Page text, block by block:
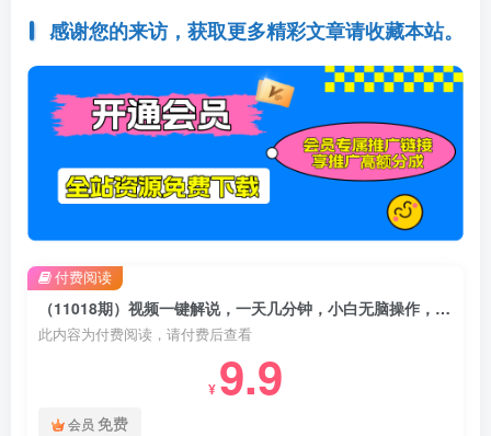
感谢您的来访，获取更多精彩文章请收藏本站。
（11018期）视频一键解说，一天几分钟，小白无脑操作，日入2000+，多平台多方式变现
此内容为付费阅读，请付费后查看
¥ 9.9
会员 免费
付费阅读